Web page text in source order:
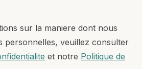
sur la maniere dont nous
personnelles, veuillez consulter
et notre Politique de